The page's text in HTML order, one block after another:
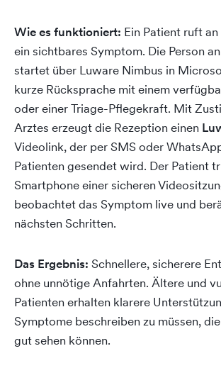
Wie es funktioniert: Ein Patient ruft
ein sichtbares Symptom. Die Person
startet über Luware Nimbus in
kurze Rücksprache mit einem
oder einer Triage-Pflegekraft. Mit
Arztes erzeugt die Rezeption einen
Videolink, der per SMS oder
Patienten gesendet wird. Der Patient
Smartphone einer sicheren
beobachtet das Symptom live und
nächsten Schritten.
Das Ergebnis: Schnellere, sicherere
ohne unnötige Anfahrten. Ältere und
Patienten erhalten klarere
Symptome beschreiben zu müssen,
gut sehen können.